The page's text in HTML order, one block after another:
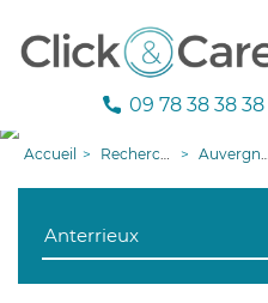
09 78 38 38 38
Accueil Recherche aide à domicile Auvergne-Rhône-Alpes